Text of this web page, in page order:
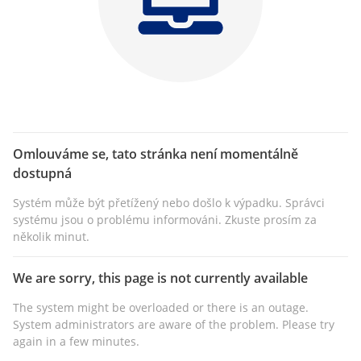
Omlouváme se, tato stránka není momentálně
dostupná
Systém může být přetížený nebo došlo k výpadku. Správci
systému jsou o problému informováni. Zkuste prosím za
několik minut.
We are sorry, this page is not currently available
The system might be overloaded or there is an outage.
System administrators are aware of the problem. Please try
again in a few minutes.